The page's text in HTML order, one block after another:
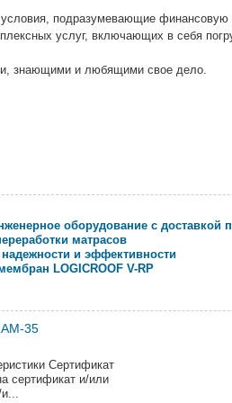
подразумевающие финансовую
услуг, включающих в себя
знающими и любящими свое дело.
оборудование с доставкой
матрасов
и эффективности
LOGICROOF V-RP
35
Сертификат
сертификат и/или
и...